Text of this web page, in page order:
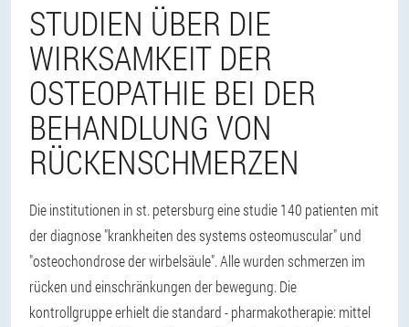
STUDIEN ÜBER DIE
WIRKSAMKEIT DER
OSTEOPATHIE BEI DER
BEHANDLUNG VON
RÜCKENSCHMERZEN
Die institutionen in st. petersburg eine studie 140 patienten mit
der diagnose "krankheiten des systems osteomuscular" und
"osteochondrose der wirbelsäule". Alle wurden schmerzen im
rücken und einschränkungen der bewegung. Die
kontrollgruppe erhielt die standard - pharmakotherapie: mittel